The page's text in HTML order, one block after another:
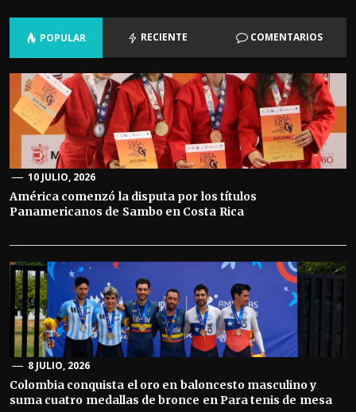
POPULAR RECIENTE COMENTARIOS
10 JULIO, 2026
América comenzó la disputa por los títulos
Panamericanos de Sambo en Costa Rica
8 JULIO, 2026
Colombia conquista el oro en baloncesto masculino y
suma cuatro medallas de bronce en Para tenis de mesa